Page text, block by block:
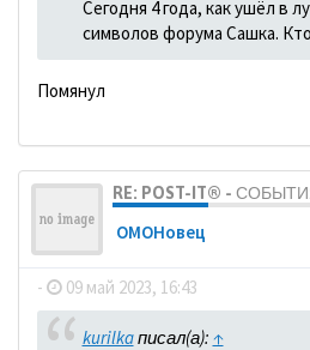
Сегодня 4 года, как ушёл в
символов форума Сашка.
Помянул
RE: POST-IT® -
ОМОНовец
- 09 май 2023, 16:43
kurilkaписал(а): ↑